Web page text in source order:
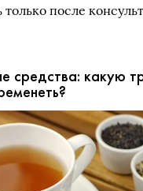
только после
средства: какую